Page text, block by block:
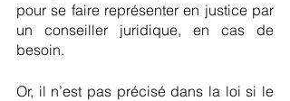
pour se faire représenter en justice par
un conseiller juridique, en cas de
besoin.
Or, il n’est pas précisé dans la loi si le